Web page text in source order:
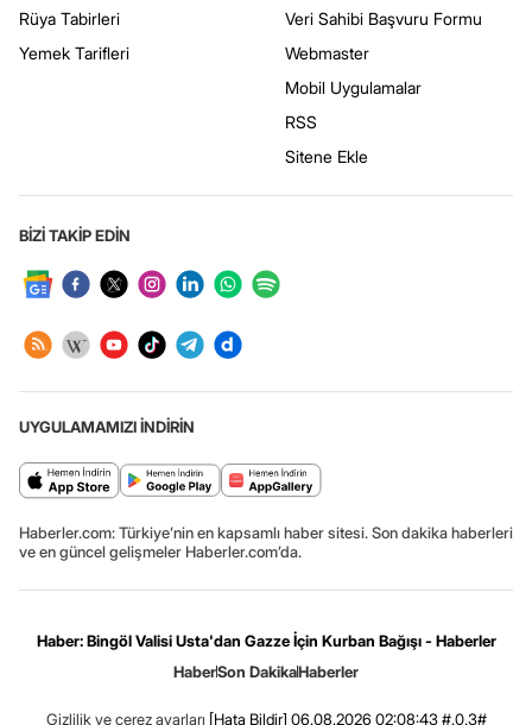
Rüya Tabirleri
Yemek Tarifleri
Veri Sahibi Başvuru Formu
Webmaster
Mobil Uygulamalar
RSS
Sitene Ekle
BİZİ TAKİP EDİN
UYGULAMAMIZI İNDİRİN
Haberler.com: Türkiye’nin en kapsamlı haber sitesi. Son dakika haberleri
ve en güncel gelişmeler Haberler.com’da.
Haber: Bingöl Valisi Usta'dan Gazze İçin Kurban Bağışı - Haberler
HaberSon DakikaHaberler
Gizlilik ve çerez ayarları [Hata Bildir] 06.08.2026 02:08:43 #.0.3#